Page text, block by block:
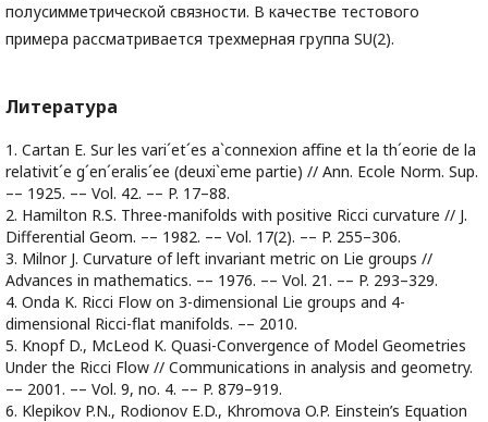
полусимметрической связности. В качестве тестового
примера рассматривается трехмерная группа SU(2).
Литература
1. Cartan E. Sur les vari´et´es a`connexion aﬃne et la th´eorie de la
relativit´e g´en´eralis´ee (deuxi`eme partie) // Ann. Ecole Norm. Sup.
–– 1925. –– Vol. 42. –– P. 17–88.
2. Hamilton R.S. Three-manifolds with positive Ricci curvature // J.
Differential Geom. –– 1982. –– Vol. 17(2). –– P. 255–306.
3. Milnor J. Curvature of left invariant metric on Lie groups //
Advances in mathematics. –– 1976. –– Vol. 21. –– P. 293–329.
4. Onda K. Ricci Flow on 3-dimensional Lie groups and 4-
dimensional Ricci-ﬂat manifolds. –– 2010.
5. Knopf D., McLeod K. Quasi-Convergence of Model Geometries
Under the Ricci Flow // Communications in analysis and geometry.
–– 2001. –– Vol. 9, no. 4. –– P. 879–919.
6. Klepikov P.N., Rodionov E.D., Khromova O.P. Einstein’s Equation